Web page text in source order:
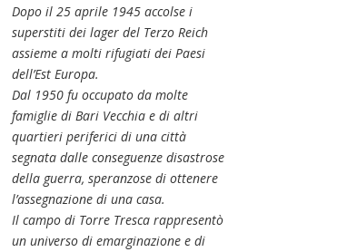
Dopo il 25 aprile 1945 accolse i
superstiti dei lager del Terzo Reich
assieme a molti rifugiati dei Paesi
dell’Est Europa.
Dal 1950 fu occupato da molte
famiglie di Bari Vecchia e di altri
quartieri periferici di una città
segnata dalle conseguenze disastrose
della guerra, speranzose di ottenere
l’assegnazione di una casa.
Il campo di Torre Tresca rappresentò
un universo di emarginazione e di